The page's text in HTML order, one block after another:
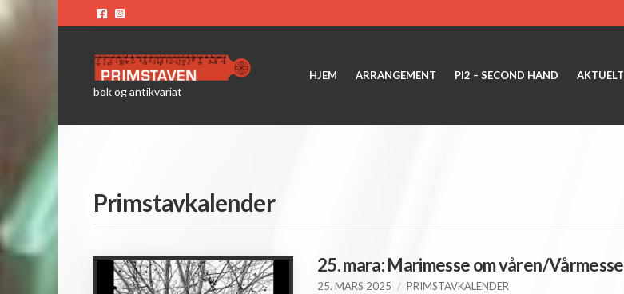
bok og antikvariat
HJEM ARRANGEMENT PI2 – SECOND HAND AKTUELT
Primstavkalender
25. mara: Marimesse om våren/Vårmesse
25. MARS 2025 PRIMSTAVKALENDER